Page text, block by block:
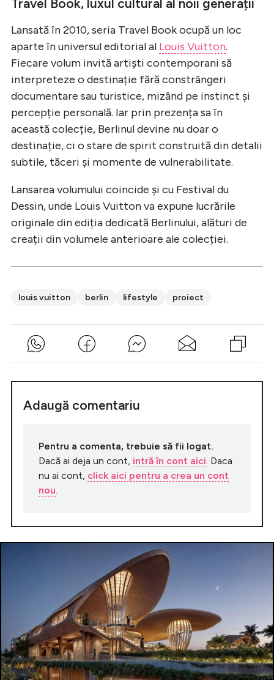
Travel Book, luxul cultural al noii generații
Lansată în 2010, seria Travel Book ocupă un loc
aparte în universul editorial al Louis Vuitton.
Fiecare volum invită artiști contemporani să
interpreteze o destinație fără constrângeri
documentare sau turistice, mizând pe instinct și
percepție personală. Iar prin prezența sa în
această colecție, Berlinul devine nu doar o
destinație, ci o stare de spirit construită din detalii
subtile, tăceri și momente de vulnerabilitate.
Lansarea volumului coincide și cu Festival du
Dessin, unde Louis Vuitton va expune lucrările
originale din ediția dedicată Berlinului, alături de
creații din volumele anterioare ale colecției.
louis vuitton berlin lifestyle proiect
Adaugă comentariu
Pentru a comenta, trebuie să fii logat.
Dacă ai deja un cont, intră în cont aici . Daca
nu ai cont, click aici pentru a crea un cont
nou